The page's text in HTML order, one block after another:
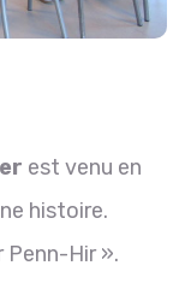
est venu en
histoire.
Penn-Hir ».